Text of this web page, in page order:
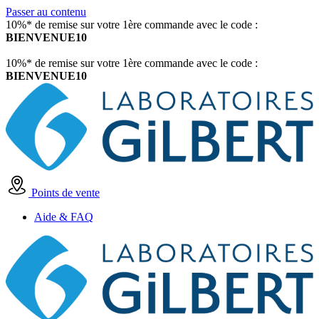
Passer au contenu
10%* de remise sur votre 1ère commande avec le code :
BIENVENUE10
10%* de remise sur votre 1ère commande avec le code :
BIENVENUE10
Points de vente
Aide & FAQ